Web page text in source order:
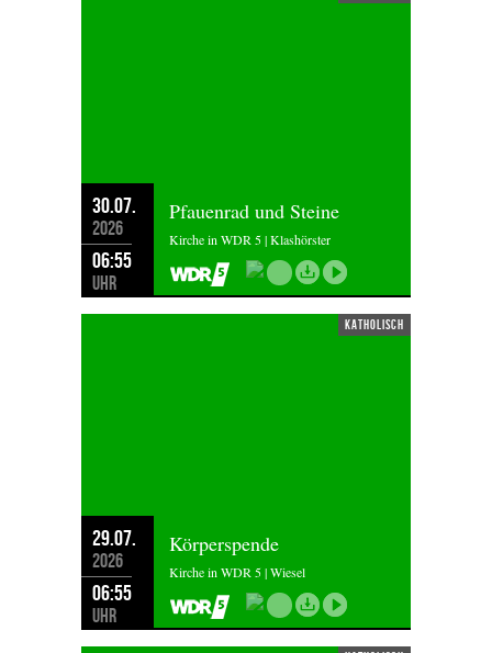
30.07.
2026
06:55
Uhr
Pfauenrad und Steine
Kirche in WDR 5 | Klashörster
katholisch
29.07.
2026
06:55
Uhr
Körperspende
Kirche in WDR 5 | Wiesel